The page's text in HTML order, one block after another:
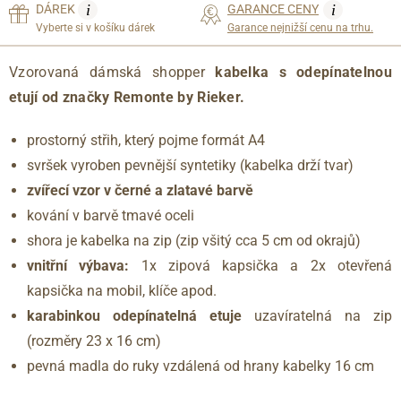
DÁREK i
Vyberte si v košíku dárek
GARANCE CENY i
Garance nejnižší cenu na trhu.
Vzorovaná dámská shopperkabelka s odepínatelnou
etují od značky Remonte by Rieker.
prostorný střih, který pojme formát A4
svršek vyroben pevnější syntetiky (kabelka drží tvar)
zvířecí vzor v černé a zlatavé barvě
kování v barvě tmavé oceli
shora je kabelka na zip (zip všitý cca 5 cm od okrajů)
vnitřní výbava: 1x zipová kapsička a 2x otevřená
kapsička na mobil, klíče apod.
karabinkou odepínatelná etuje uzavíratelná na zip
(rozměry 23 x 16 cm)
pevná madla do ruky vzdálená od hrany kabelky 16 cm